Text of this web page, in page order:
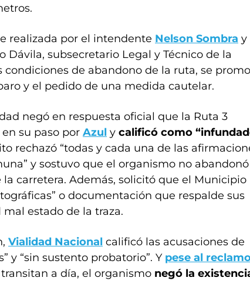
realizada por el intendente Nelson Sombra y
Dávila, subsecretario Legal y Técnico de la
condiciones de abandono de la ruta, se
y el pedido de una medida cautelar.
negó en respuesta oficial que la Ruta 3
su paso por Azul y calificó como
rechazó “todas y cada una de las
y sostuvo que el organismo no abandonó
carretera. Además, solicitó que el Municipio
o documentación que respalde sus
estado de la traza.
Vialidad Nacional calificó las acusaciones de
y “sin sustento probatorio”. Y pese al
a día, el organismo negó la